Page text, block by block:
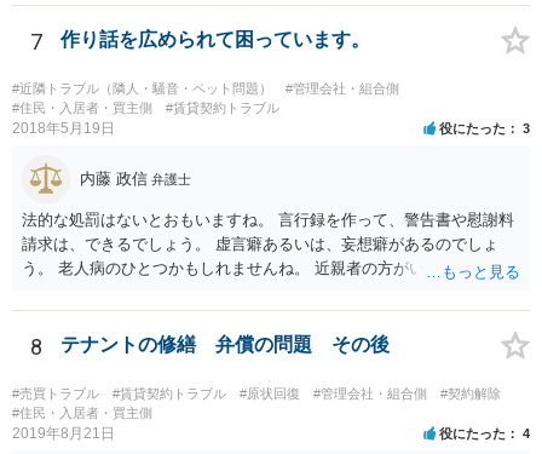
の借主のための清掃だと思いますね。 ほっといて争ってみたらいいで
しょう。
7 作り話を広められて困っています。
#近隣トラブル（隣人・騒音・ペット問題）
#管理会社・組合側
#住民・入居者・買主側
#賃貸契約トラブル
2018年5月19日 役にたった 3
内藤 政信 弁護士
法的な処罰はないとおもいますね。 言行録を作って、警告書や慰謝料
請求は、できるでしょう。 虚言癖あるいは、妄想癖があるのでしょ
う。 老人病のひとつかもしれませんね。 近親者の方がいれば、話を通
8 テナントの修繕 弁償の問題 その後
#売買トラブル #賃貸契約トラブル #原状回復 #管理会社・組合側
#契約解除
#住民・入居者・買主側
2019年8月21日 役にたった 4